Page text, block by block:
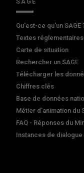
Qu'est-ce qu'un SAGE
Textes réglementaires
Carte de situation
Rechercher un SAGE
Télécharger les
Chiffres clés
Base de données
Métier d'animation du
FAQ - Réponses du
Instances de dialogue